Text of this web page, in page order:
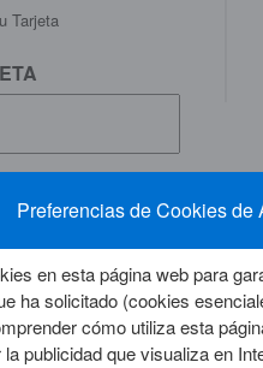
Tarjeta
Confirmar
Preferencias de Cookies de
en esta página web para
ha solicitado (cookies
cómo utiliza esta
publicidad que visualiza en